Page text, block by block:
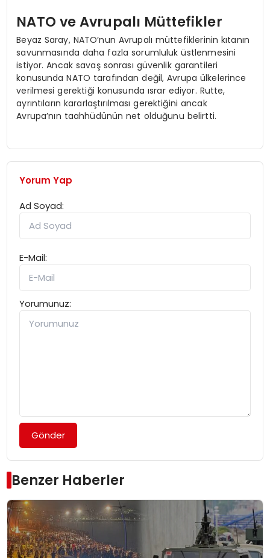
NATO ve Avrupalı Müttefikler
Beyaz Saray, NATO’nun Avrupalı müttefiklerinin kıtanın
savunmasında daha fazla sorumluluk üstlenmesini
istiyor. Ancak savaş sonrası güvenlik garantileri
konusunda NATO tarafından değil, Avrupa ülkelerince
verilmesi gerektiği konusunda ısrar ediyor. Rutte,
ayrıntıların kararlaştırılması gerektiğini ancak
Avrupa’nın taahhüdünün net olduğunu belirtti.
Yorum Yap
Ad Soyad:
E-Mail:
Yorumunuz:
Gönder
Benzer Haberler